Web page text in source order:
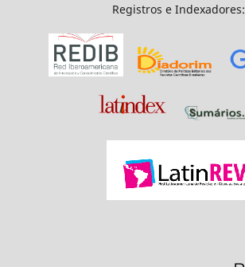
Registros e Indexadores: